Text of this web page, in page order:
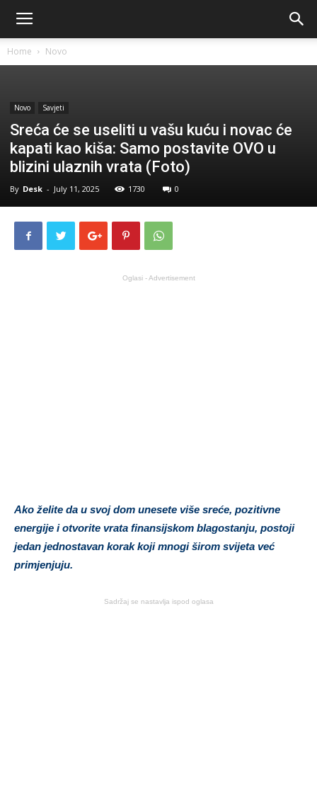
Home Novo
Novo Savjeti
Sreća će se useliti u vašu kuću i novac će
kapati kao kiša: Samo postavite OVO u
blizini ulaznih vrata (Foto)
By Desk - July 11, 2025 1730 0
Oglasi - Advertisement
Ako želite da u svoj dom unesete više sreće, pozitivne
energije i otvorite vrata finansijskom blagostanju, postoji
jedan jednostavan korak koji mnogi širom svijeta već
primjenjuju.
Sadržaj se nastavlja ispod oglasa